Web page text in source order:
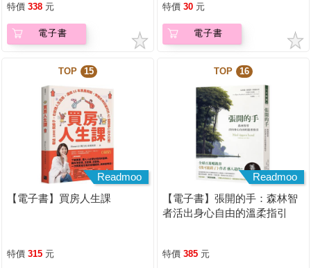
特價 338 元
電子書
特價 30 元
電子書
TOP 15
Readmoo
【電子書】買房人生課
特價 315 元
TOP 16
Readmoo
【電子書】張開的手：森林智
者活出身心自由的溫柔指引
特價 385 元